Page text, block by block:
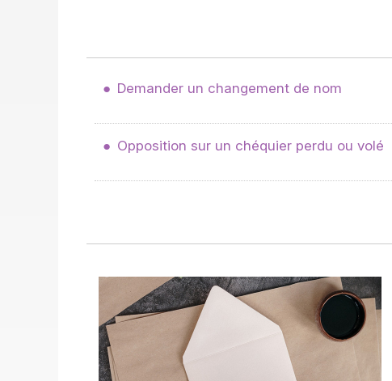
Demander un changement de nom
Opposition sur un chéquier perdu ou volé